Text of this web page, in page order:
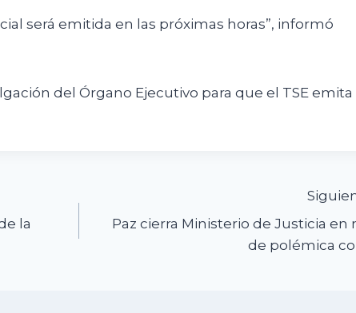
será emitida en las próximas horas”, informó
del Órgano Ejecutivo para que el TSE emita
la
Paz cierra Ministerio de Justicia en
de polémica